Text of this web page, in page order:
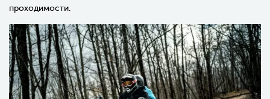
проходимости.